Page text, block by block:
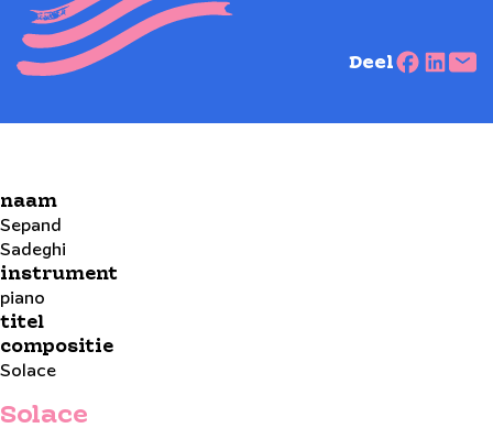
Deel
naam
Sepand
Sadeghi
instrument
piano
titel
compositie
Solace
Solace